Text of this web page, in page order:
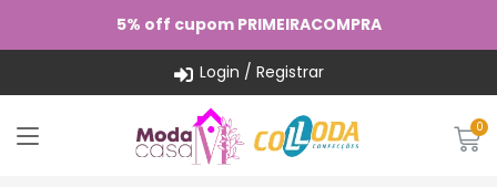
5% off cupom PRIMEIRACOMPRA
Login / Registrar